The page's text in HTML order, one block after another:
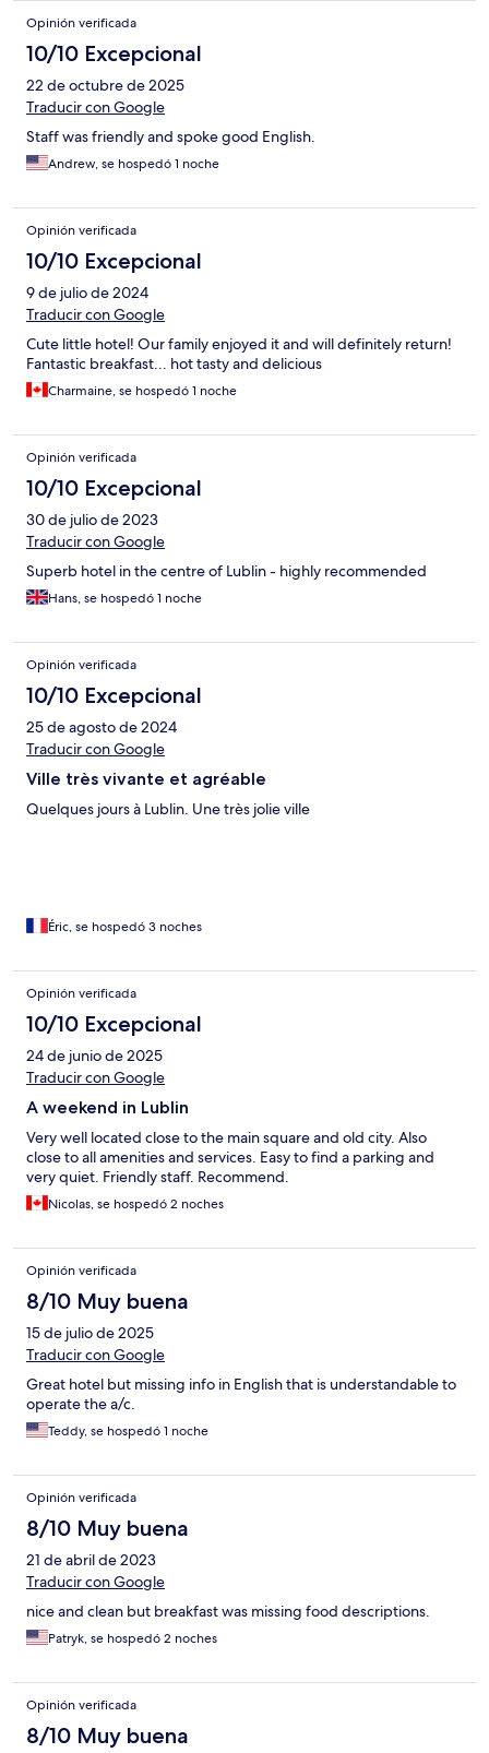
Opinión verificada
10/10 Excepcional
22 de octubre de 2025
Traducir con Google
Staff was friendly and spoke good English.
Andrew, se hospedó 1 noche
Opinión verificada
10/10 Excepcional
9 de julio de 2024
Traducir con Google
Cute little hotel! Our family enjoyed it and will definitely return!
Fantastic breakfast... hot tasty and delicious
Charmaine, se hospedó 1 noche
Opinión verificada
10/10 Excepcional
30 de julio de 2023
Traducir con Google
Superb hotel in the centre of Lublin - highly recommended
Hans, se hospedó 1 noche
Opinión verificada
10/10 Excepcional
25 de agosto de 2024
Traducir con Google
Ville très vivante et agréable
Quelques jours à Lublin. Une très jolie ville
Éric, se hospedó 3 noches
Opinión verificada
10/10 Excepcional
24 de junio de 2025
Traducir con Google
A weekend in Lublin
Very well located close to the main square and old city. Also
close to all amenities and services. Easy to find a parking and
very quiet. Friendly staff. Recommend.
Nicolas, se hospedó 2 noches
Opinión verificada
8/10 Muy buena
15 de julio de 2025
Traducir con Google
Great hotel but missing info in English that is understandable to
operate the a/c.
Teddy, se hospedó 1 noche
Opinión verificada
8/10 Muy buena
21 de abril de 2023
Traducir con Google
nice and clean but breakfast was missing food descriptions.
Patryk, se hospedó 2 noches
Opinión verificada
8/10 Muy buena